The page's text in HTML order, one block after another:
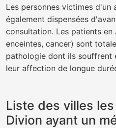
Les personnes victimes
également dispensées
consultation. Les patients en
enceintes, cancer) sont
pathologie dont ils souffrent
leur affection de longue
Liste des villes
Divion ayant un